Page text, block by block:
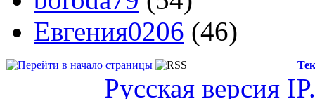
Евгения0206 (46)
Русская версия